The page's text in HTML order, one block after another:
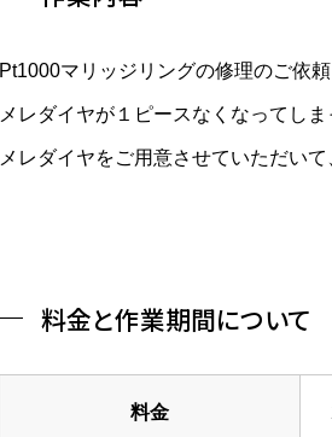
Pt1000マリッジリングの修理のご依
メレダイヤが１ピースなくなってし
メレダイヤをご用意させていただい
料金と作業期間について
料金